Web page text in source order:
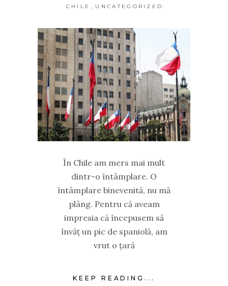
CHILE UNCATEGORIZED
În Chile am mers mai mult
dintr-o întâmplare. O
întâmplare binevenită, nu mă
plâng. Pentru că aveam
impresia că începusem să
învăț un pic de spaniolă, am
vrut o țară
KEEP READING...